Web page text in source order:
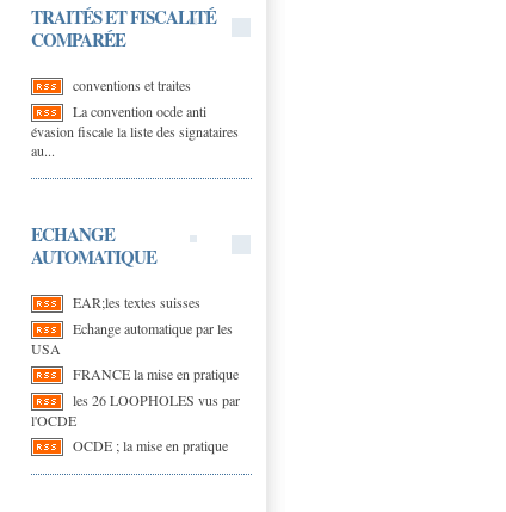
TRAITÉS ET FISCALITÉ
COMPARÉE
conventions et traites
La convention ocde anti
évasion fiscale la liste des signataires
au...
ECHANGE
AUTOMATIQUE
EAR;les textes suisses
Echange automatique par les
USA
FRANCE la mise en pratique
les 26 LOOPHOLES vus par
l'OCDE
OCDE ; la mise en pratique